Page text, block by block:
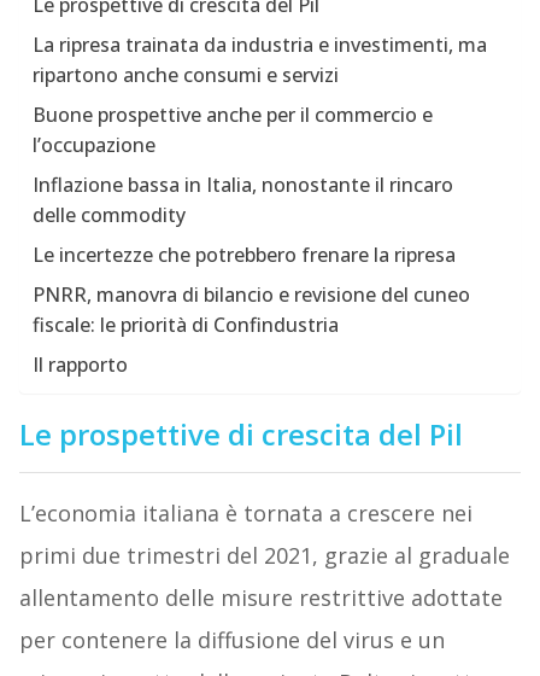
La ripresa trainata da industria e investimenti, ma
ripartono anche consumi e servizi
Buone prospettive anche per il commercio e
l’occupazione
Inflazione bassa in Italia, nonostante il rincaro
delle commodity
Le incertezze che potrebbero frenare la ripresa
PNRR, manovra di bilancio e revisione del cuneo
fiscale: le priorità di Confindustria
Il rapporto
Le prospettive di crescita del Pil
L’economia italiana è tornata a crescere nei
primi due trimestri del 2021, grazie al graduale
allentamento delle misure restrittive adottate
per contenere la diffusione del virus e un